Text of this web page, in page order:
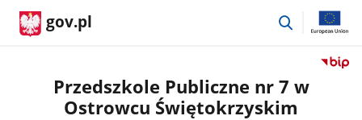
gov.pl
przejdź
Przejdź
Przedszkole Publiczne nr 7 w
Ostrowcu Świętokrzyskim